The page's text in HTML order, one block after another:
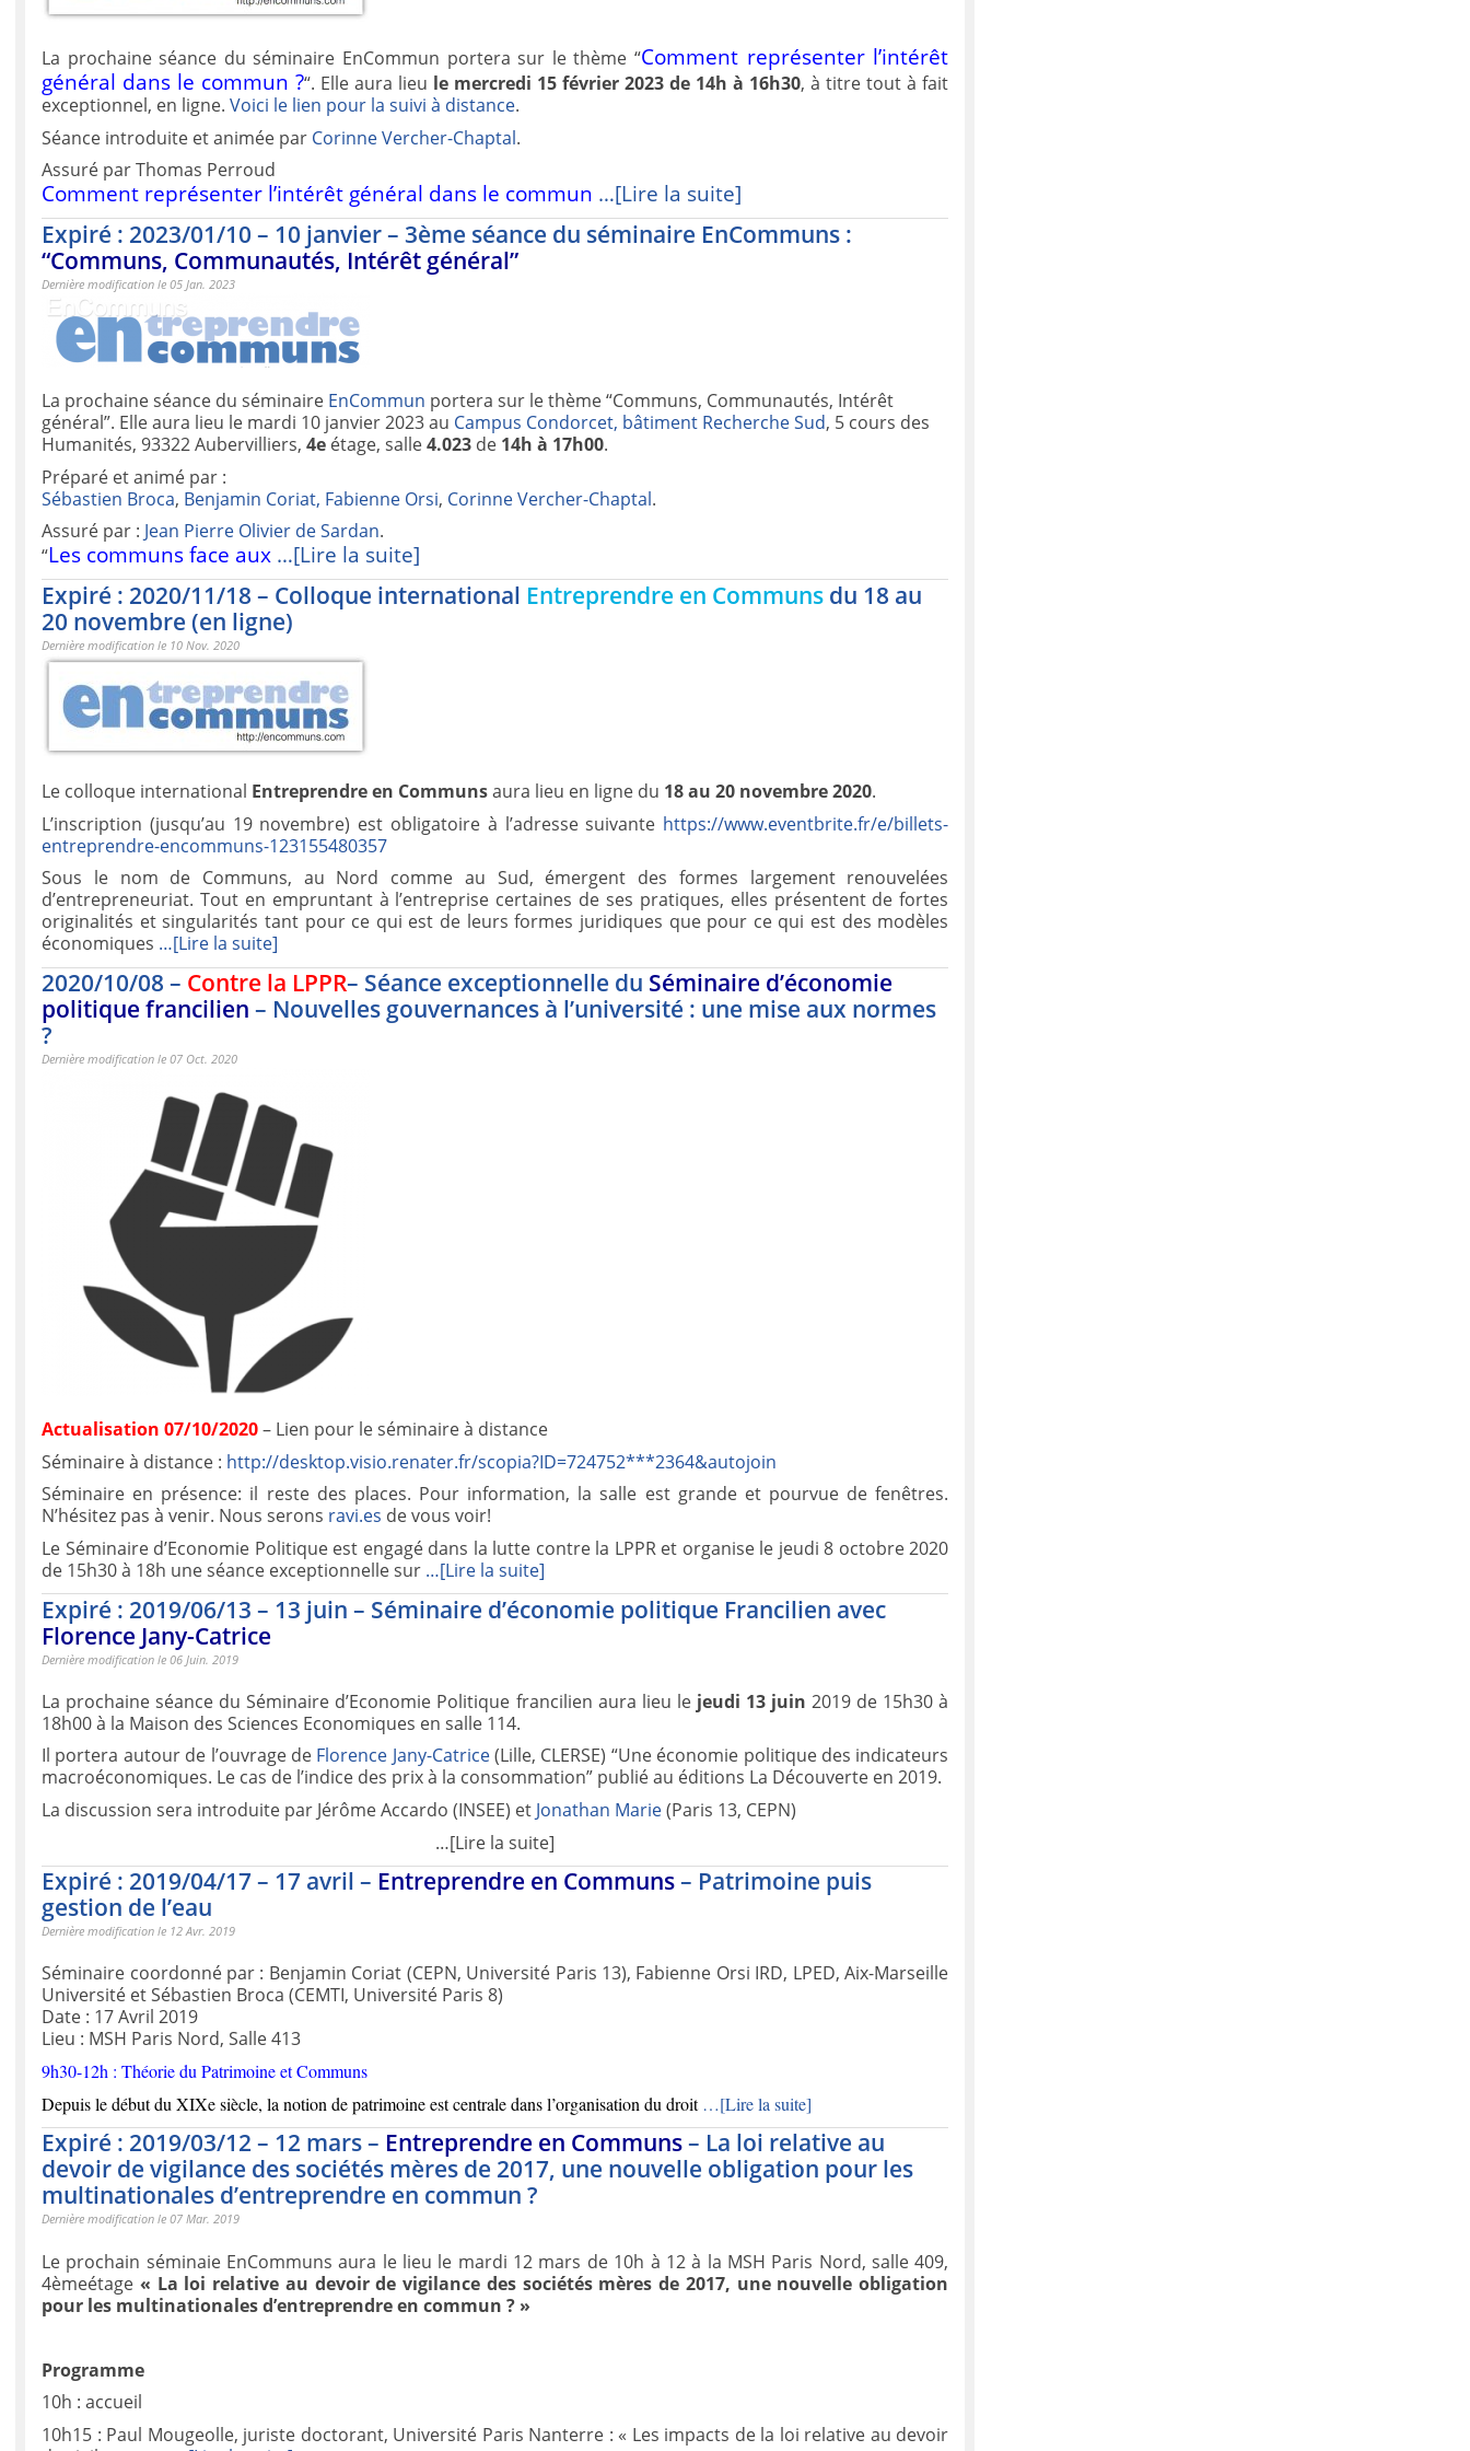
La prochaine séance du séminaire EnCommun portera sur le thème “Comment représenter l’intérêt
général dans le commun ?“. Elle aura lieu le mercredi 15 février 2023 de 14h à 16h30, à titre tout à fait
exceptionnel, en ligne. Voici le lien pour la suivi à distance.
Séance introduite et animée par Corinne Vercher-Chaptal.
Assuré par Thomas Perroud
Comment représenter l’intérêt général dans le commun …[Lire la suite]
Expiré : 2023/01/10 – 10 janvier – 3ème séance du séminaire EnCommuns :
“Communs, Communautés, Intérêt général”
Dernière modification le 05 Jan. 2023
La prochaine séance du séminaire EnCommun portera sur le thème “Communs, Communautés, Intérêt
général”. Elle aura lieu le mardi 10 janvier 2023 au Campus Condorcet, bâtiment Recherche Sud, 5 cours des
Humanités, 93322 Aubervilliers,4e étage, salle4.023 de 14h à 17h00.
Préparé et animé par :
Sébastien Broca, Benjamin Coriat, Fabienne Orsi, Corinne Vercher-Chaptal.
Assuré par : Jean Pierre Olivier de Sardan.
“Les communs face aux …[Lire la suite]
Expiré : 2020/11/18 – Colloque international Entreprendre en Communs du 18 au
20 novembre (en ligne)
Dernière modification le 10 Nov. 2020
Le colloque international Entreprendre en Communsaura lieu en ligne du 18 au 20 novembre 2020.
L’inscription (jusqu’au 19 novembre) est obligatoire à l’adresse suivante https://www.eventbrite.fr/e/billets-
entreprendre-encommuns-123155480357
Sous le nom de Communs, au Nord comme au Sud, émergent des formes largement renouvelées
d’entrepreneuriat. Tout en empruntant à l’entreprise certaines de ses pratiques, elles présentent de fortes
originalités et singularités tant pour ce qui est de leurs formes juridiques que pour ce qui est des modèles
économiques …[Lire la suite]
2020/10/08 – Contre la LPPR– Séance exceptionnelle du Séminaire d’économie
politique francilien– Nouvelles gouvernances à l’université : une mise aux normes
?
Dernière modification le 07 Oct. 2020
Actualisation 07/10/2020– Lien pour le séminaire à distance
Séminaire à distance : http://desktop.visio.renater.fr/scopia?ID=724752***2364&autojoin
Séminaire en présence: il reste des places. Pour information, la salle est grande et pourvue de fenêtres.
N’hésitez pas à venir. Nous serons ravi.es de vous voir!
Le Séminaire d’Economie Politique est engagé dans la lutte contre la LPPR et organise le jeudi 8 octobre 2020
de 15h30 à 18h une séance exceptionnelle sur …[Lire la suite]
Expiré : 2019/06/13 – 13 juin – Séminaire d’économie politique Francilien avec
Florence Jany-Catrice
Dernière modification le 06 Juin. 2019
La prochaine séance du Séminaire d’Economie Politique francilien aura lieu le jeudi 13 juin 2019 de 15h30 à
18h00 à la Maison des Sciences Economiques en salle 114.
Il portera autour de l’ouvrage de Florence Jany-Catrice(Lille, CLERSE) “Une économie politique des indicateurs
macroéconomiques. Le cas de l’indice des prix à la consommation” publié au éditions La Découverte en 2019.
La discussion sera introduite par Jérôme Accardo (INSEE) et Jonathan Marie(Paris 13, CEPN)
…[Lire la suite]
Expiré : 2019/04/17 – 17 avril – Entreprendre en Communs– Patrimoine puis
gestion de l’eau
Dernière modification le 12 Avr. 2019
Séminaire coordonné par : Benjamin Coriat (CEPN, Université Paris 13), Fabienne Orsi IRD, LPED, Aix-Marseille
Université et Sébastien Broca (CEMTI, Université Paris 8)
Date : 17 Avril 2019
Lieu : MSH Paris Nord, Salle 413
9h30-12h : Théorie du Patrimoine et Communs
Depuis le début du XIXe siècle, la notion de patrimoine est centrale dans l’organisation dudroit …[Lire la suite]
Expiré : 2019/03/12 – 12 mars – Entreprendre en Communs– La loi relative au
devoir de vigilance des sociétés mères de 2017, une nouvelle obligation pour les
multinationales d’entreprendre en commun ?
Dernière modification le 07 Mar. 2019
Le prochain séminaie EnCommuns aura le lieu le mardi 12 mars de 10h à 12 à la MSH Paris Nord, salle 409,
4èmeétage « La loi relative au devoir de vigilance des sociétés mères de 2017, une nouvelle obligation
pour les multinationales d’entreprendre en commun ? »
Programme
10h : accueil
10h15 : Paul Mougeolle, juriste doctorant, Université Paris Nanterre : « Les impacts de la loi relative au devoir